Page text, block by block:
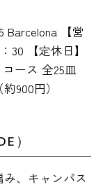
Barcelona 【営
30 【定休日】
ース 全25皿
900円）
）
、キャンパス